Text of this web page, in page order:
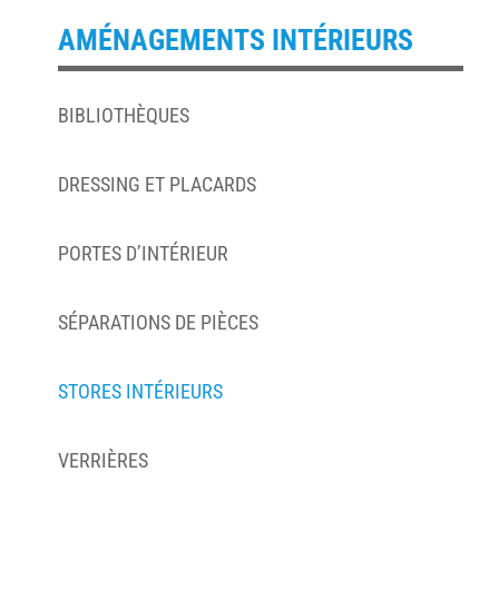
AMÉNAGEMENTS INTÉRIEURS
BIBLIOTHÈQUES
DRESSING ET PLACARDS
PORTES D’INTÉRIEUR
SÉPARATIONS DE PIÈCES
STORES INTÉRIEURS
VERRIÈRES